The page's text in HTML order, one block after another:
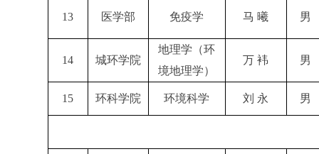
13 医学部 免疫学 马 曦 男
14 城环学院
地理学（环
境地理学）
万 袆 男
15 环科学院 环境科学 刘 永 男